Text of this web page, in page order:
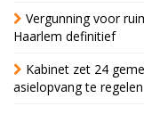
Vergunning voor
Haarlem definitief
Kabinet zet 24
asielopvang te regelen